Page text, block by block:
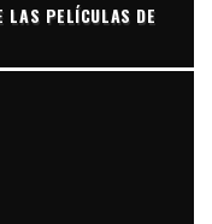
LAS PELÍCULAS DE